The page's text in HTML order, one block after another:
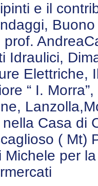
e il
Idraulici,
Elettriche,
“ I.
Casa di
( Mt)
Michele per